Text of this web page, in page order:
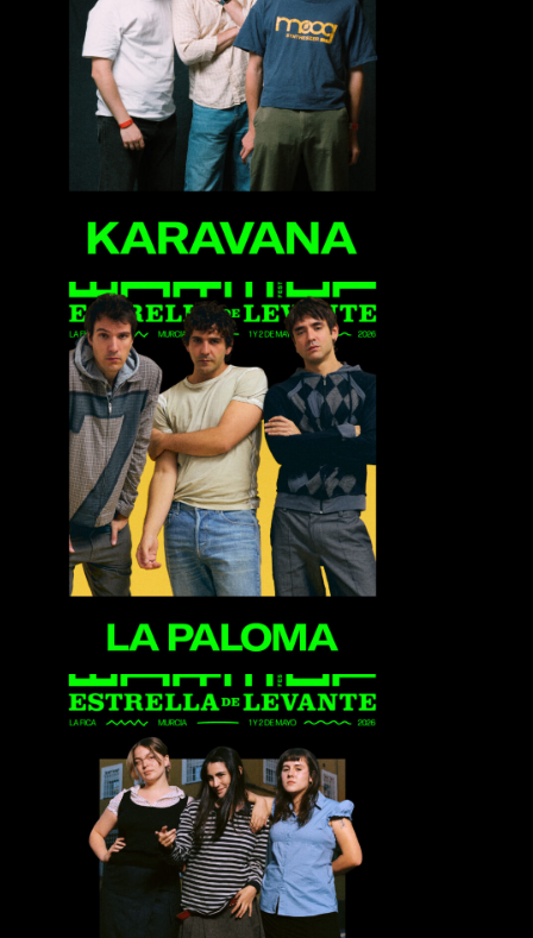
Karavana
La Paloma
Las Petunias